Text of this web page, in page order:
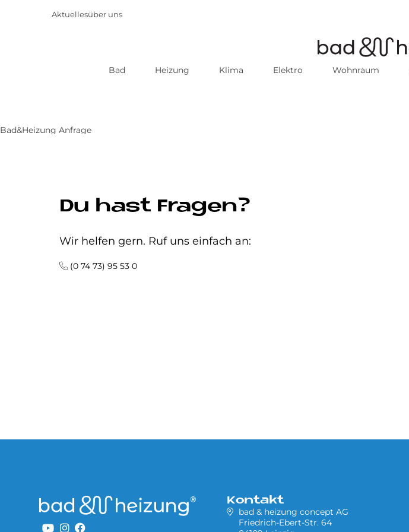
Aktuellesüber uns
Bad Heizung Klima Elektro Wohnraum
Bad&Heizung Anfrage
Du hast Fragen?
Wir helfen gern. Ruf uns einfach an:
(0 74 73) 95 53 0
Kontakt
bad & heizung concept AG
Friedrich-Ebert-Str. 64